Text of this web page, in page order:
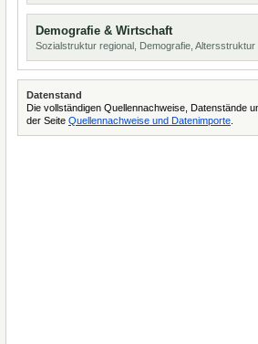
Demografie & Wirtschaft
Sozialstruktur regional, Demografie, Altersstruktur
Datenstand
Die vollständigen Quellennachweise, Datenstände
der Seite Quellennachweise und Datenimporte